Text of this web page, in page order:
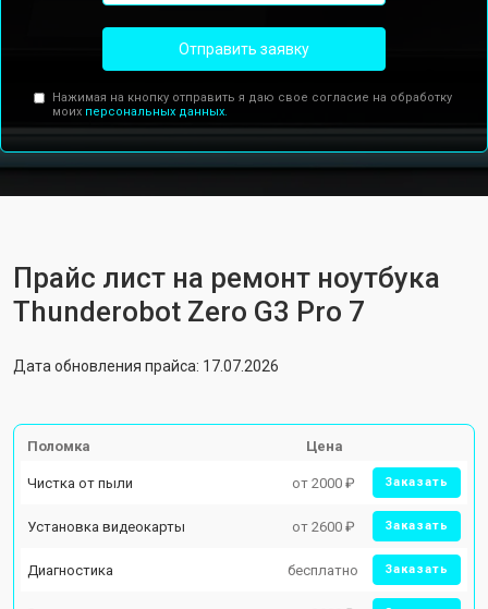
Отправить заявку
Нажимая на кнопку отправить я даю свое согласие на обработку
моих персональных данных.
Прайс лист на ремонт ноутбука
Thunderobot Zero G3 Pro 7
Дата обновления прайса: 17.07.2026
Поломка Цена
Чистка от пыли от 2000 ₽ Заказать
Установка видеокарты от 2600 ₽ Заказать
Диагностика бесплатно Заказать